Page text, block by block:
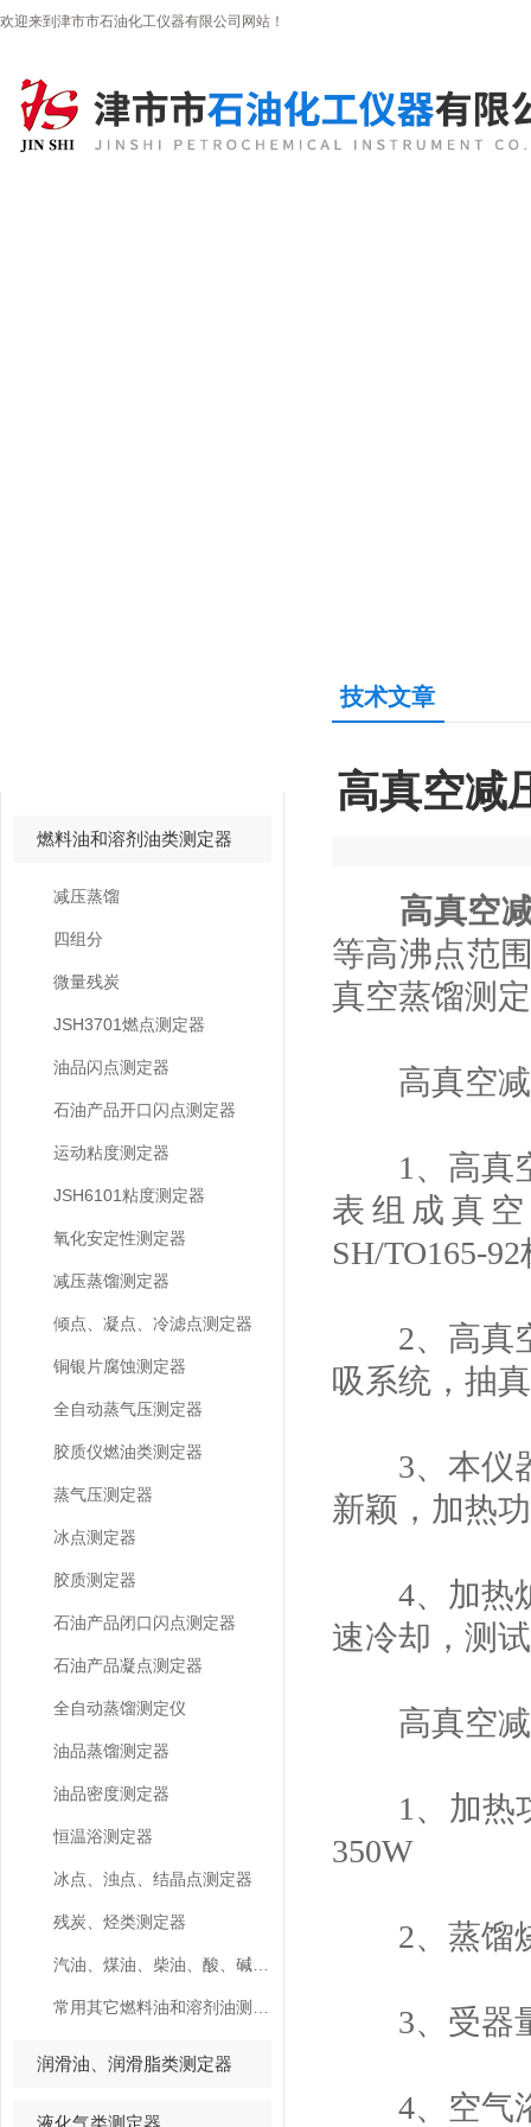
欢迎来到津市市石油化工仪器有限公司网站！
燃料油和溶剂油类测定器
减压蒸馏
四组分
微量残炭
JSH3701燃点测定器
油品闪点测定器
石油产品开口闪点测定器
运动粘度测定器
JSH6101粘度测定器
氧化安定性测定器
减压蒸馏测定器
倾点、凝点、冷滤点测定器
铜银片腐蚀测定器
全自动蒸气压测定器
胶质仪燃油类测定器
蒸气压测定器
冰点测定器
胶质测定器
石油产品闭口闪点测定器
石油产品凝点测定器
全自动蒸馏测定仪
油品蒸馏测定器
油品密度测定器
恒温浴测定器
冰点、浊点、结晶点测定器
残炭、烃类测定器
润滑油、润滑脂类测定器
液化气类测定器
技术文章
高真空减
高真空
等高沸点范
真空蒸馏测
高真空减
1、高真空
表组成真
SH/TO165-
2、高真空
吸系统，抽
3、本仪器
新颖，加热
4、加热炉
速冷却，测
高真空减
1、加热功
350W
2、蒸馏烧
3、受器量
4、空气浴